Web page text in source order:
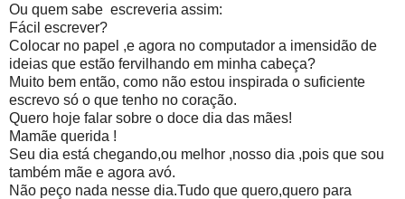
Ou quem sabe escreveria assim:
Fácil escrever?
Colocar no papel ,e agora no computador a imensidão de
ideias que estão fervilhando em minha cabeça?
Muito bem então, como não estou inspirada o suficiente
escrevo só o que tenho no coração.
Quero hoje falar sobre o doce dia das mães!
Mamãe querida !
Seu dia está chegando,ou melhor ,nosso dia ,pois que sou
também mãe e agora avó.
Não peço nada nesse dia.Tudo que quero,quero para